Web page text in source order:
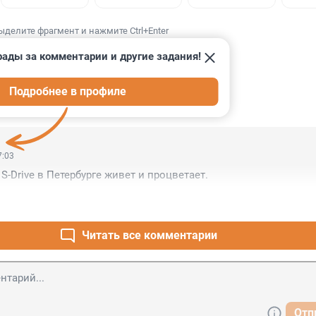
фрагмент и нажмите Ctrl+Enter
1
за комментарии и другие задания!
Подробнее в профиле
Drive в Петербурге живет и процветает.
Читать все комментарии